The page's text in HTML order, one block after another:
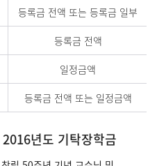
등록금 전액 또는 등록금 일부
등록금 전액
일정금액
등록금 전액 또는 일정금액
년도 기탁장학금